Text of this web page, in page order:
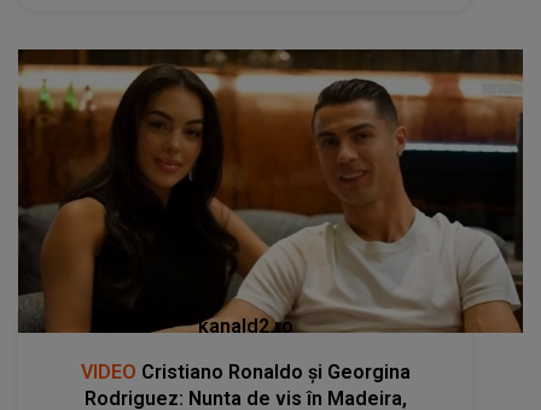
kanald2.ro
VIDEO Cristiano Ronaldo și Georgina
Rodriguez: Nunta de vis în Madeira,